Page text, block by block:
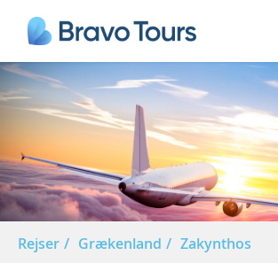
Rejser Grækenland
Zakynthos